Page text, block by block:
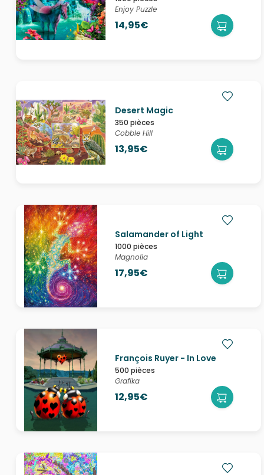
Enjoy Puzzle
14,95€
Desert Magic
350 pièces
Cobble Hill
13,95€
Salamander of Light
1000 pièces
Magnolia
17,95€
François Ruyer - In Love
500 pièces
Grafika
12,95€